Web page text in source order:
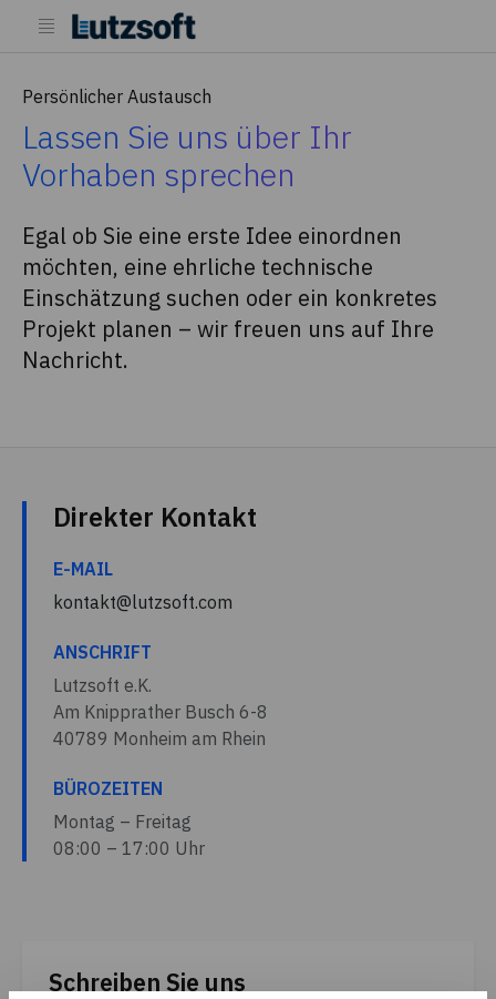
Persönlicher Austausch
Lassen Sie uns über Ihr
Vorhaben sprechen
Egal ob Sie eine erste Idee einordnen
möchten, eine ehrliche technische
Einschätzung suchen oder ein konkretes
Projekt planen – wir freuen uns auf Ihre
Nachricht.
Direkter Kontakt
E-MAIL
kontakt@lutzsoft.com
ANSCHRIFT
Lutzsoft e.K.
Am Knipprather Busch 6-8
40789 Monheim am Rhein
BÜROZEITEN
Montag – Freitag
08:00 – 17:00 Uhr
Schreiben Sie uns